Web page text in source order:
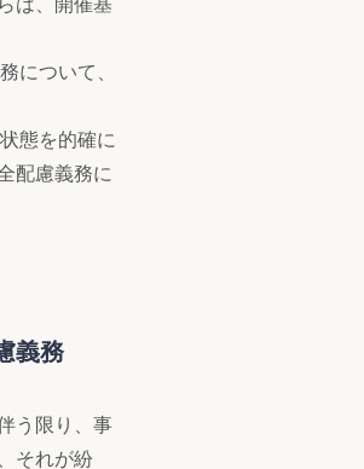
は、開催基
について、
態を的確に
配慮義務に
義務
う限り、事
それが紛